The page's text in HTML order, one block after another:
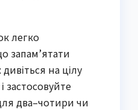
легко
запам’ятати
на цілу
застосовуйте
два–чотири чи